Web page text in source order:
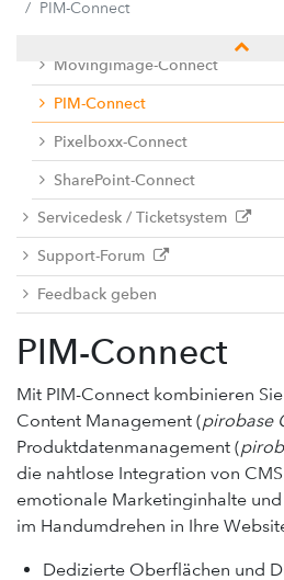
PIM-Connect
Movingimage-Connect
PIM-Connect
Pixelboxx-Connect
SharePoint-Connect
Servicedesk / Ticketsystem
Support-Forum
Feedback geben
PIM-Connect
Mit PIM-Connect kombinieren
Content Management (pirobase
Produktdatenmanagement (
die nahtlose Integration von
emotionale Marketinginhalte
im Handumdrehen in Ihre
Dedizierte Oberflächen und